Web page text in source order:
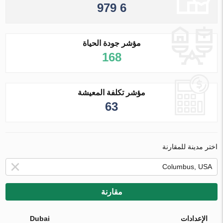
6 979
مؤشر جودة الحياة
168
مؤشر تكلفة المعيشة
63
اختر مدينة للمقارنة
مقارنة
الإعدادات Dubai